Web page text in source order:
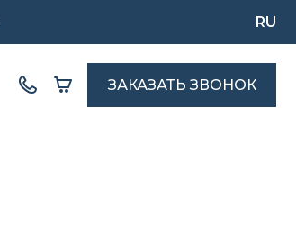
RU
ЗАКАЗАТЬ ЗВОНОК